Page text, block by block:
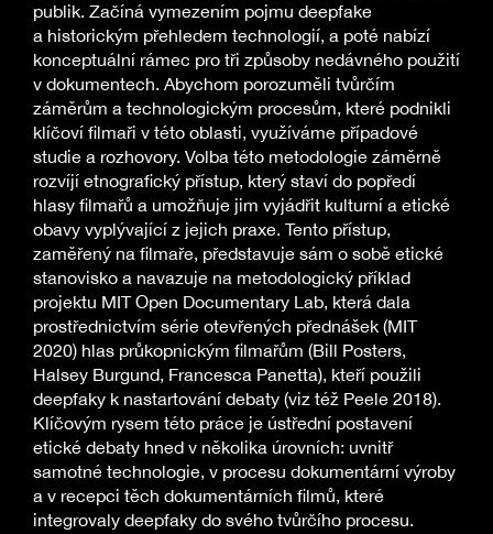
publik. Začíná vymezením pojmu deepfake
a historickým přehledem technologií, a poté nabízí
konceptuální rámec pro tři způsoby nedávného použití
v dokumentech. Abychom porozuměli tvůrčím
záměrům a technologickým procesům, které podnikli
klíčoví filmaři v této oblasti, využíváme případové
studie a rozhovory. Volba této metodologie záměrně
rozvíjí etnografický přístup, který staví do popředí
hlasy filmařů a umožňuje jim vyjádřit kulturní a etické
obavy vyplývající z jejich praxe. Tento přístup,
zaměřený na filmaře, představuje sám o sobě etické
stanovisko a navazuje na metodologický příklad
projektu MIT Open Documentary Lab, která dala
prostřednictvím série otevřených přednášek (MIT
2020) hlas průkopnickým filmařům (Bill Posters,
Halsey Burgund, Francesca Panetta), kteří použili
deepfaky k nastartování debaty (viz též Peele 2018).
Klíčovým rysem této práce je ústřední postavení
etické debaty hned v několika úrovních: uvnitř
samotné technologie, v procesu dokumentární výroby
a v recepci těch dokumentárních filmů, které
integrovaly deepfaky do svého tvůrčího procesu.